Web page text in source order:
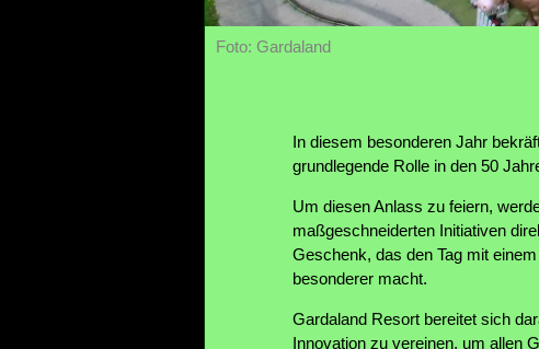
Foto: Gardaland
In diesem besonderen Jahr
grundlegende Rolle in den 50
Um diesen Anlass zu feiern,
maßgeschneiderten Initiativen
Geschenk, das den Tag mit
besonderer macht.
Gardaland Resort bereitet sich
Innovation zu vereinen, um allen